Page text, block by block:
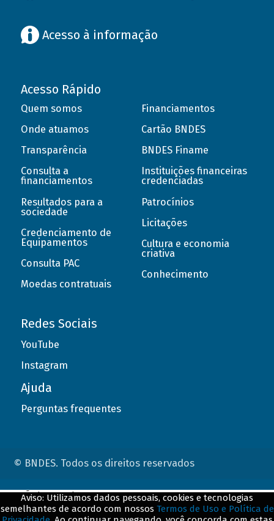
Acesso à informação
Acesso Rápido
Quem somos
Onde atuamos
Transparência
Consulta a
financiamentos
Resultados para a
sociedade
Credenciamento de
Equipamentos
Consulta PAC
Moedas contratuais
Financiamentos
Cartão BNDES
BNDES Finame
Instituições financeiras
credenciadas
Patrocínios
Licitações
Cultura e economia
criativa
Conhecimento
Redes Sociais
YouTube
Instagram
Ajuda
Perguntas frequentes
© BNDES. Todos os direitos reservados
Aviso: Utilizamos dados pessoais, cookies e tecnologias
semelhantes de acordo com nossos Termos de Uso e Política de
ConteÃºdo complementar
${title}${badge}